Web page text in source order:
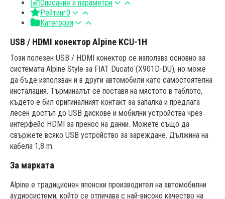
Описание и параметри
Рейтинг0
Категория
USB / HDMI конектор Alpine KCU-1H
Този полезен USB / HDMI конектор се използва основно за
системата Alpine Style за FIAT Ducato (X901D-DU), но може
да бъде използван и в други автомобили като самостоятелна
инсталация. Търминалът се поставя на мястото в таблото,
където е бил оригиналният контакт за запалка и предлага
лесен достъп до USB дискове и мобилни устройства чрез
интерфейс HDMI за пренос на данни. Можете също да
свържете всяко USB устройство за зареждане. Дължина на
кабела 1,8 m.
За марката
Alpine е традиционен японски производител на автомобилни
аудиосистеми, който се отличава с най-високо качество на